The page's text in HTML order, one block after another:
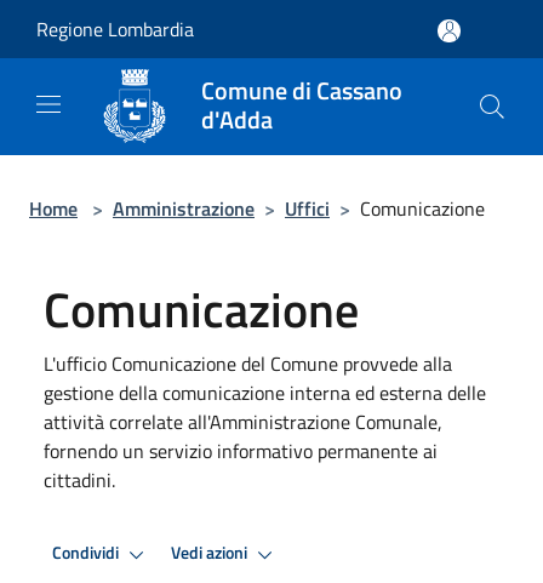
Regione Lombardia
Comune di Cassano
d'Adda
Home > Amministrazione > Uffici > Comunicazione
Comunicazione
L'ufficio Comunicazione del Comune provvede alla
gestione della comunicazione interna ed esterna delle
attività correlate all'Amministrazione Comunale,
fornendo un servizio informativo permanente ai
cittadini.
Condividi Vedi azioni